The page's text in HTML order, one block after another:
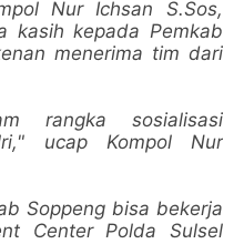
Nur Ichsan S.Sos,
kasih kepada Pemkab
menerima tim dari
rangka sosialisasi
ucap Kompol Nur
Soppeng bisa bekerja
Center Polda Sulsel